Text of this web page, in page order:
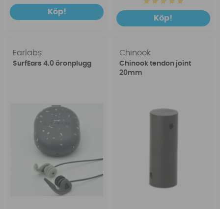
Köp!
Köp!
Earlabs
SurfEars 4.0 öronplugg
Chinook
Chinook tendon joint
20mm